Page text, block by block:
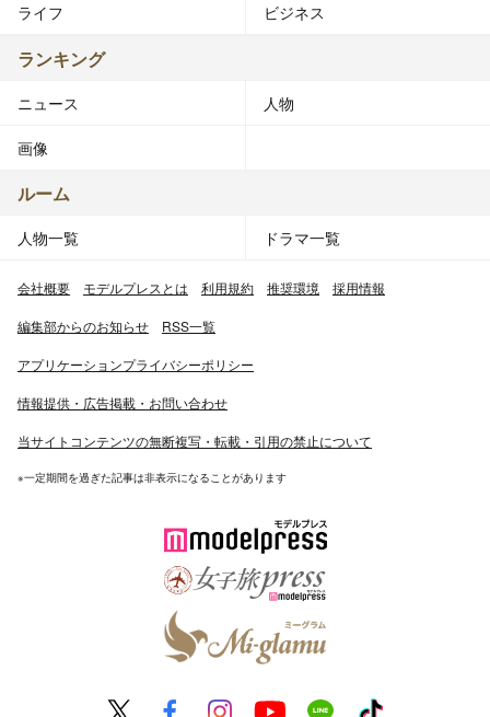
ライフ ビジネス
ランキング
ニュース 人物
画像
ルーム
人物一覧 ドラマ一覧
会社概要 モデルプレスとは 利用規約 推奨環境 採用情報
編集部からのお知らせ RSS一覧
アプリケーションプライバシーポリシー
情報提供・広告掲載・お問い合わせ
当サイトコンテンツの無断複写・転載・引用の禁止について
※一定期間を過ぎた記事は非表示になることがあります